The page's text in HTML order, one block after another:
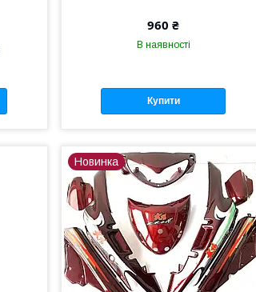
960 ₴
В наявності
Купити
Новинка